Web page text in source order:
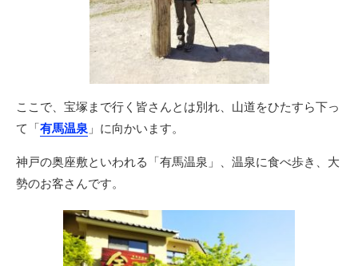
ここで、宝塚まで行く皆さんとは別れ、山道をひたすら下っ
て「有馬温泉 」に向かいます。
神戸の奥座敷といわれる「有馬温泉」、温泉に食べ歩き、大
勢のお客さんです。